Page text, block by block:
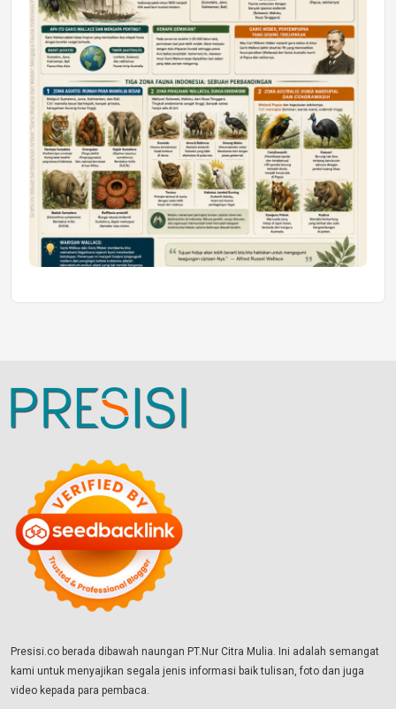
Presisi.co berada dibawah naungan PT.Nur Citra Mulia. Ini adalah semangat
kami untuk menyajikan segala jenis informasi baik tulisan, foto dan juga
video kepada para pembaca.